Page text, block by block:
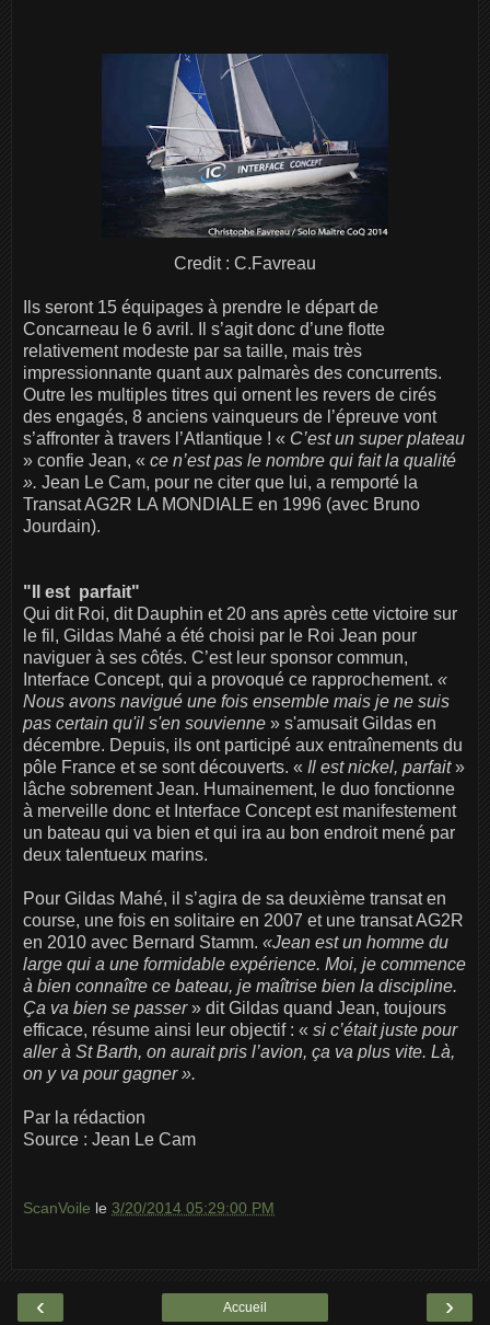
Credit : C.Favreau
Ils seront 15 équipages à prendre le départ de
Concarneau le 6 avril. Il s’agit donc d’une flotte
relativement modeste par sa taille, mais très
impressionnante quant aux palmarès des concurrents.
Outre les multiples titres qui ornent les revers de cirés
des engagés, 8 anciens vainqueurs de l’épreuve vont
s’affronter à travers l’Atlantique ! « C’est un super plateau
» confie Jean, « ce n’est pas le nombre qui fait la qualité
». Jean Le Cam, pour ne citer que lui, a remporté la
Transat AG2R LA MONDIALE en 1996 (avec Bruno
Jourdain).
"Il est parfait"
Qui dit Roi, dit Dauphin et 20 ans après cette victoire sur
le fil, Gildas Mahé a été choisi par le Roi Jean pour
naviguer à ses côtés. C’est leur sponsor commun,
Interface Concept, qui a provoqué ce rapprochement. «
Nous avons navigué une fois ensemble mais je ne suis
pas certain qu'il s'en souvienne » s'amusait Gildas en
décembre. Depuis, ils ont participé aux entraînements du
pôle France et se sont découverts. « Il est nickel, parfait»
lâche sobrement Jean. Humainement, le duo fonctionne
à merveille donc et Interface Concept est manifestement
un bateau qui va bien et qui ira au bon endroit mené par
deux talentueux marins.
Pour Gildas Mahé, il s’agira de sa deuxième transat en
course, une fois en solitaire en 2007 et une transat AG2R
en 2010 avec Bernard Stamm. «Jean est un homme du
large qui a une formidable expérience. Moi, je commence
à bien connaître ce bateau, je maîtrise bien la discipline.
Ça va bien se passer» dit Gildas quand Jean, toujours
efficace, résume ainsi leur objectif : « si c’était juste pour
aller à St Barth, on aurait pris l’avion, ça va plus vite. Là,
on y va pour gagner ».
Par la rédaction
Source : Jean Le Cam
ScanVoile le 3/20/2014 05:29:00 PM
‹ ›
Accueil